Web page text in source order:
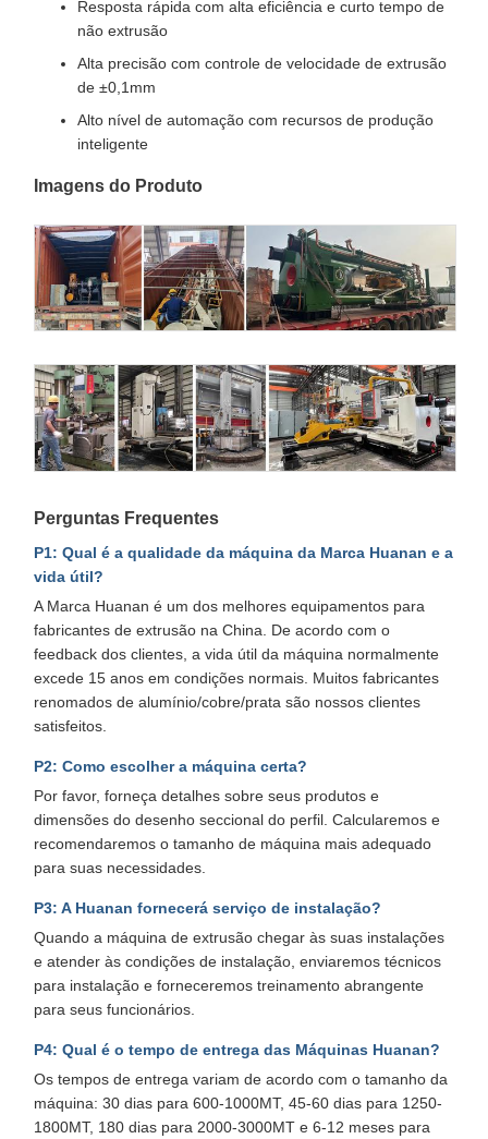
Resposta rápida com alta eficiência e curto tempo de
não extrusão
Alta precisão com controle de velocidade de extrusão
de ±0,1mm
Alto nível de automação com recursos de produção
inteligente
Imagens do Produto
Perguntas Frequentes
P1: Qual é a qualidade da máquina da Marca Huanan e a
vida útil?
A Marca Huanan é um dos melhores equipamentos para
fabricantes de extrusão na China. De acordo com o
feedback dos clientes, a vida útil da máquina normalmente
excede 15 anos em condições normais. Muitos fabricantes
renomados de alumínio/cobre/prata são nossos clientes
satisfeitos.
P2: Como escolher a máquina certa?
Por favor, forneça detalhes sobre seus produtos e
dimensões do desenho seccional do perfil. Calcularemos e
recomendaremos o tamanho de máquina mais adequado
para suas necessidades.
P3: A Huanan fornecerá serviço de instalação?
Quando a máquina de extrusão chegar às suas instalações
e atender às condições de instalação, enviaremos técnicos
para instalação e forneceremos treinamento abrangente
para seus funcionários.
P4: Qual é o tempo de entrega das Máquinas Huanan?
Os tempos de entrega variam de acordo com o tamanho da
máquina: 30 dias para 600-1000MT, 45-60 dias para 1250-
1800MT, 180 dias para 2000-3000MT e 6-12 meses para